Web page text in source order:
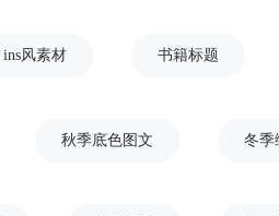
ins风素材 书籍标题
秋季底色图文 冬季